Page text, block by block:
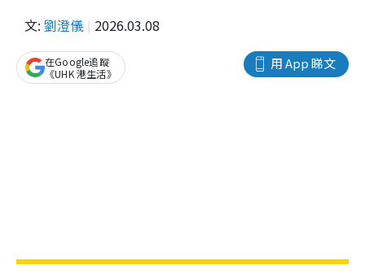
文: 劉澄儀 2026.03.08
用 App 睇文
在Google追蹤
《UHK 港生活》